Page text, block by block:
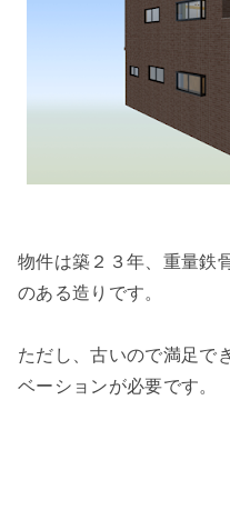
物件は築２３年、重量鉄
のある造りです。
ただし、古いので満足で
ベーションが必要です。